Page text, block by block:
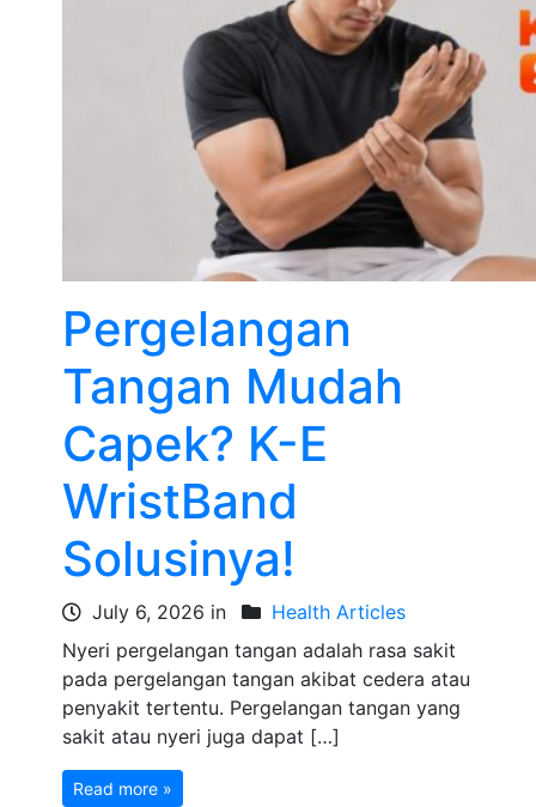
Pergelangan
Tangan Mudah
Capek? K-E
WristBand
Solusinya!
July 6, 2026 in
Health Articles
Nyeri pergelangan tangan adalah rasa sakit
pada pergelangan tangan akibat cedera atau
penyakit tertentu. Pergelangan tangan yang
sakit atau nyeri juga dapat […]
Read more »